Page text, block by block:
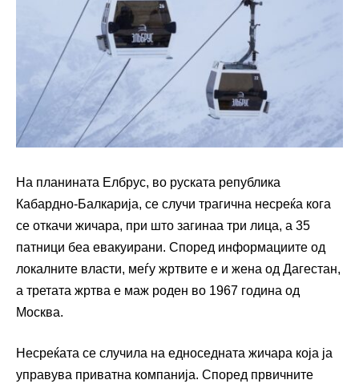
На планината Елбрус, во руската република
Кабардно-Балкарија, се случи трагична несреќа кога
се откачи жичара, при што загинаа три лица, а 35
патници беа евакуирани. Според информациите од
локалните власти, меѓу жртвите е и жена од Дагестан,
а третата жртва е маж роден во 1967 година од
Москва.
Несреќата се случила на едноседната жичара која ја
управува приватна компанија. Според првичните